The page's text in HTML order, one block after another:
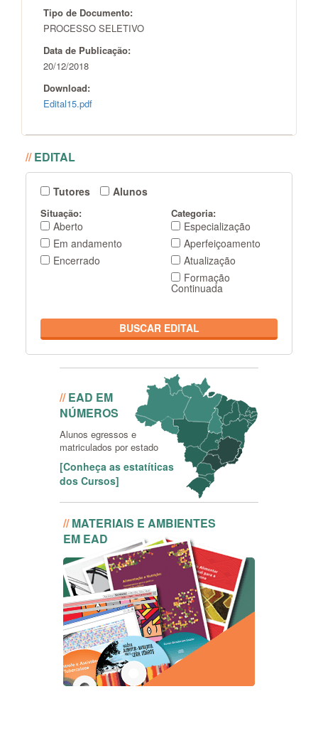
Tipo de Documento:
PROCESSO SELETIVO
Data de Publicação:
20/12/2018
Download:
Edital15.pdf
//EDITAL
Tutores Alunos
Situação:
Aberto
Em andamento
Encerrado
Categoria:
Especialização
Aperfeiçoamento
Atualização
Formação
Continuada
BUSCAR EDITAL
//EAD EM
NÚMEROS
Alunos egressos e
matriculados por estado
[Conheça as estatíticas
dos Cursos]
Conheça as estatíticas dos
Cursos
//MATERIAIS E AMBIENTES
EM EAD